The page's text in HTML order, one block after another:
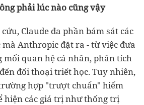
phải lúc nào cũng vậy
Claude đa phần bám sát các
Anthropic đặt ra - từ việc đưa
quan hệ cá nhân, phân tích
đối thoại triết học. Tuy nhiên,
hợp "trượt chuẩn" hiếm
hiện các giá trị như thống trị